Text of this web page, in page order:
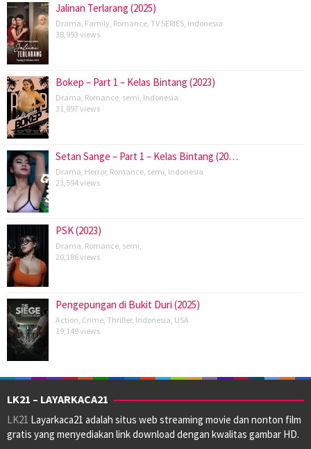
Jalinan Terlarang (2025)
Drama Family Romance TV SERIES Indonesia
38,993 views
Bokep – Part 1 – Kelas Bintang (2023)
Drama Romance semi Indonesia
31,897 views
Setan Sange – Part 1 – Kelas Bintang (20…
Drama Horror, Romance semi Indonesia
23,594 views
PSK (2023)
Drama Romance semi
20,186 views
Pengepungan di Bukit Duri (2025)
Action Crime Thriller, Indonesia USA
19,149 views
LK21 – LAYARKACA21
LK21 Layarkaca21 adalah situs web streaming movie dan nonton film
gratis yang menyediakan link download dengan kwalitas gambar HD.